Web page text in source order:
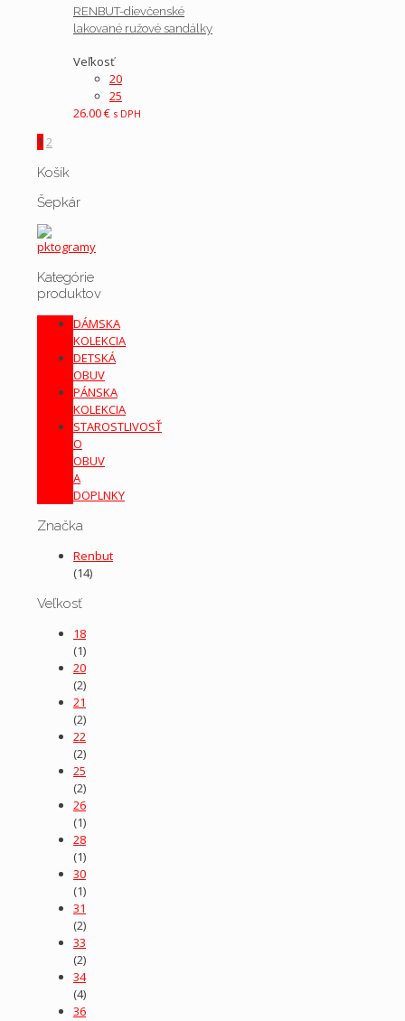
RENBUT-dievčenské
lakované ružové sandálky
Veľkosť
20
25
26.00€ s DPH
1 2
Košík
Šepkár
Kategórie
produktov
DÁMSKA
KOLEKCIA
DETSKÁ
OBUV
PÁNSKA
KOLEKCIA
STAROSTLIVOSŤ
O
OBUV
A
DOPLNKY
Značka
Renbut
(14)
Veľkosť
18
(1)
20
(2)
21
(2)
22
(2)
25
(2)
26
(1)
28
(1)
30
(1)
31
(2)
33
(2)
34
(4)
36